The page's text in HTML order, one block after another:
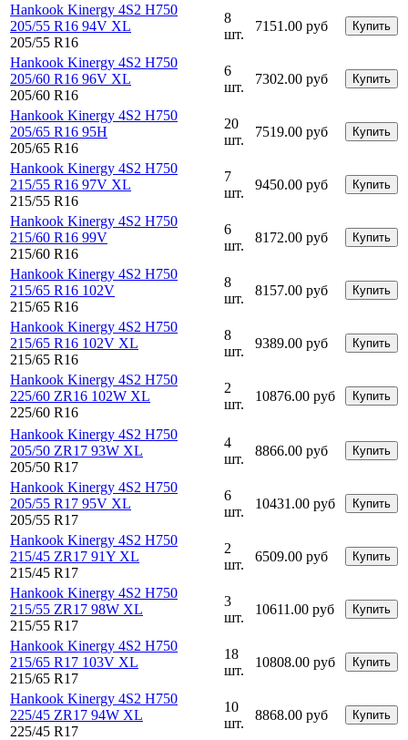
Hankook Kinergy 4S2 H750
205/55 R16 94V XL
205/55 R16
8
шт.
7151.00 руб Купить
Hankook Kinergy 4S2 H750
205/60 R16 96V XL
205/60 R16
6
шт.
7302.00 руб Купить
Hankook Kinergy 4S2 H750
205/65 R16 95H
205/65 R16
20
шт.
7519.00 руб Купить
Hankook Kinergy 4S2 H750
215/55 R16 97V XL
215/55 R16
7
шт.
9450.00 руб Купить
Hankook Kinergy 4S2 H750
215/60 R16 99V
215/60 R16
6
шт.
8172.00 руб Купить
Hankook Kinergy 4S2 H750
215/65 R16 102V
215/65 R16
8
шт.
8157.00 руб Купить
Hankook Kinergy 4S2 H750
215/65 R16 102V XL
215/65 R16
8
шт.
9389.00 руб Купить
Hankook Kinergy 4S2 H750
225/60 ZR16 102W XL
225/60 R16
2
шт.
10876.00 руб Купить
Hankook Kinergy 4S2 H750
205/50 ZR17 93W XL
205/50 R17
4
шт.
8866.00 руб Купить
Hankook Kinergy 4S2 H750
205/55 R17 95V XL
205/55 R17
6
шт.
10431.00 руб Купить
Hankook Kinergy 4S2 H750
215/45 ZR17 91Y XL
215/45 R17
2
шт.
6509.00 руб Купить
Hankook Kinergy 4S2 H750
215/55 ZR17 98W XL
215/55 R17
3
шт.
10611.00 руб Купить
Hankook Kinergy 4S2 H750
215/65 R17 103V XL
215/65 R17
18
шт.
10808.00 руб Купить
Hankook Kinergy 4S2 H750
225/45 ZR17 94W XL
225/45 R17
10
шт.
8868.00 руб Купить